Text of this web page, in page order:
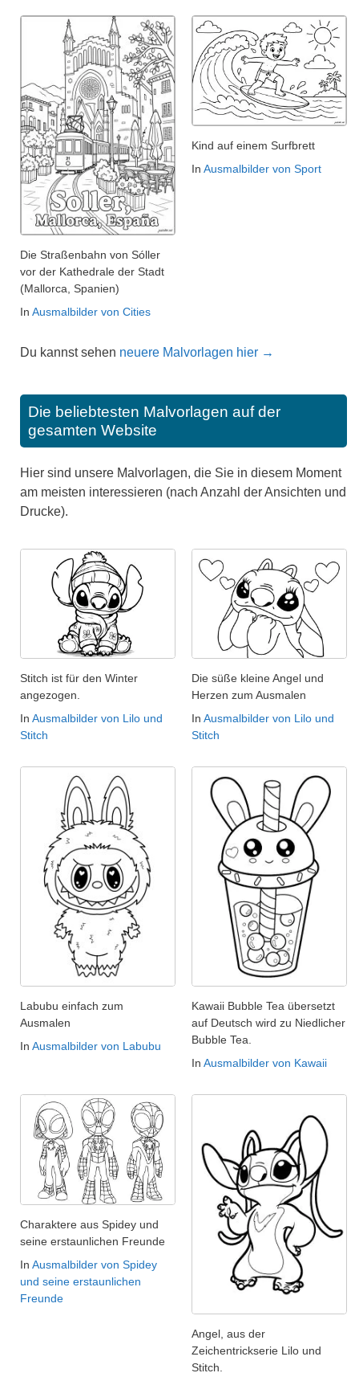
Die Straßenbahn von Sóller
vor der Kathedrale der Stadt
(Mallorca, Spanien)
In Ausmalbilder von Cities
Kind auf einem Surfbrett
In Ausmalbilder von Sport
Du kannst sehen neuere Malvorlagen hier →
Die beliebtesten Malvorlagen auf der
gesamten Website
Hier sind unsere Malvorlagen, die Sie in diesem Moment
am meisten interessieren (nach Anzahl der Ansichten und
Drucke).
Stitch ist für den Winter
angezogen.
In Ausmalbilder von Lilo und
Stitch
Die süße kleine Angel und
Herzen zum Ausmalen
In Ausmalbilder von Lilo und
Stitch
Labubu einfach zum
Ausmalen
In Ausmalbilder von Labubu
Kawaii Bubble Tea übersetzt
auf Deutsch wird zu Niedlicher
Bubble Tea.
In Ausmalbilder von Kawaii
Charaktere aus Spidey und
seine erstaunlichen Freunde
In Ausmalbilder von Spidey
und seine erstaunlichen
Freunde
Angel, aus der
Zeichentrickserie Lilo und
Stitch.